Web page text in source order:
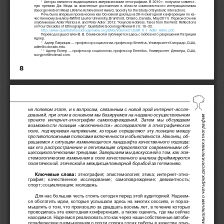
8
1
   Авторы  являются  выдающимися  американскими  этнографами.  В  2010  г.  получили  совмест-
ную  премию  Дж. Мида  за  жизненные  достижения  в  области  символического  интеракционизма
(George Herbert Mead Lifetime Achievement Award, Society for the Study of Symbolic Interaction).
Речь была впервые произнесена как Основной доклад на 28-й ежегодной конференции по ка-
чественному анализу (Wilfrid Laurier University, Brantford, Ontario, Canada, May 2011). Первоисточник
опубликован: Adler Patricia A. and Peter Adler. 2012. “Keynote Address. Tales from the Field: Reflections
on Four Decades of Ethnography”. Qualitative Sociology Review 8 (1): 10–32.
http://www.qualitativesociologyreview.org/ENG/Volume21/QSR_8_1_Adler_Adler.pdf.
Перевод осуществлен В. В. Семеновой и публикуется здесь с любезного разрешения Патриции
Адлер.
*
Адлер Патриция — профессор социологии, профессор Emeritus, Университет Колорадо, США,
adler@colorado.edu.
** Адлер  Питер  —  профессор  социологии,  профессор  Emeritus,  Университет  Денвера,  США,
socyprof@hotmail.com.
четырех
десятилетиях этнографии
на полевом этапе, и к вопросам, связанным с новой эрой интернет-иссле-
дований, при этом в основном мы базируемся на недавно осуществленном
проекте   интернет-этнографии   самоповреждений.   Затем   мы   обсуждаем
возможности  позиции  «включенности»  исследователя  в  этнографическое
поле,  подчеркивая  напряжения,  которые  определяют  эту  позицию  между
противоположными полюсами включенности и объективности. Наконец, об-
ращаемся  к  ситуации  изменяющегося  ландшафта  качественного  подхода:
как  его  распространение  и  легитимация  определяются  современными  об-
щесоциологическими трендами. Завершаем мы дискуссией о том, как эпи-
стемологические  изменения  в  поле  качественного  анализа  фреймируются
политической, этической и междисциплинарной борьбой за гегемонию.
Ключевые  слова: этнография;  эпистемология;  этика;  интернет-этно-
графия;   качественное   исследование;   самоповреждение;   девиантность;
спорт; социализация; молодежь
Для нас большая честь стоять сегодня перед этой аудиторией. Надеем-
ся  обогатить  идеи,  которые  услышали  здесь  на  многих  сессиях,  и  пораз-
мышлять о том, что произошло за двадцать восемь лет, в течение которых
проводилась  эта  ежегодная  конференция,  а также  оценить,  где  мы  сейчас
находимся. Надеемся реализовать это как через наши собственные автоби-
ографические размышления о почти сорока годах работы в качестве этно-